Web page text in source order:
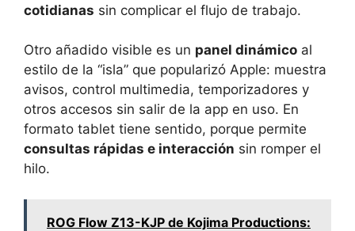
cotidianas sin complicar el flujo de trabajo.
Otro añadido visible es un panel dinámico al
estilo de la “isla” que popularizó Apple: muestra
avisos, control multimedia, temporizadores y
otros accesos sin salir de la app en uso. En
formato tablet tiene sentido, porque permite
consultas rápidas e interacción sin romper el
hilo.
ROG Flow Z13-KJP de Kojima Productions: